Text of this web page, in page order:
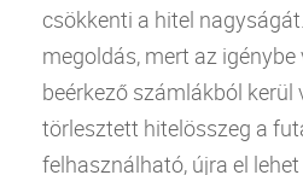
csökkenti a hitel
megoldás, mert az
beérkező számlákból kerül
törlesztett hitelösszeg a
felhasználható, újra el